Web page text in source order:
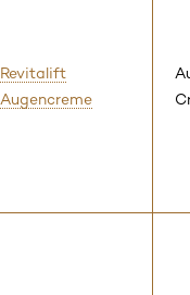
Revitalift
Augencreme